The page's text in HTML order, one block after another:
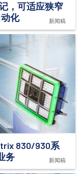
，可适应狭窄
化
新闻稿
830/930系
务
新闻稿